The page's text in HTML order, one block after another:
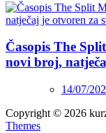
Časopis The
novi broj,
14/07/
Copyright © 2026
Themes